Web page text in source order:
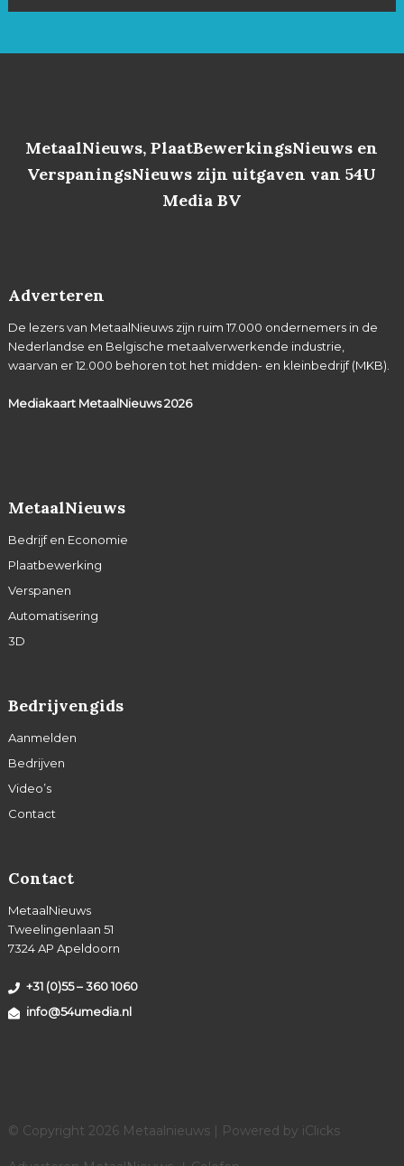
MetaalNieuws, PlaatBewerkingsNieuws en
VerspaningsNieuws zijn uitgaven van 54U
Media BV
Adverteren
De lezers van MetaalNieuws zijn ruim 17.000 ondernemers in de
Nederlandse en Belgische metaalverwerkende industrie,
waarvan er 12.000 behoren tot het midden- en kleinbedrijf (MKB).
Mediakaart MetaalNieuws2026
MetaalNieuws
Bedrijf en Economie
Plaatbewerking
Verspanen
Automatisering
3D
Bedrijvengids
Aanmelden
Bedrijven
Video’s
Contact
Contact
MetaalNieuws
Tweelingenlaan 51
7324 AP Apeldoorn
+31 (0)55 – 360 1060
info@54umedia.nl
© Copyright 2026 Metaalnieuws | Powered by iClicks